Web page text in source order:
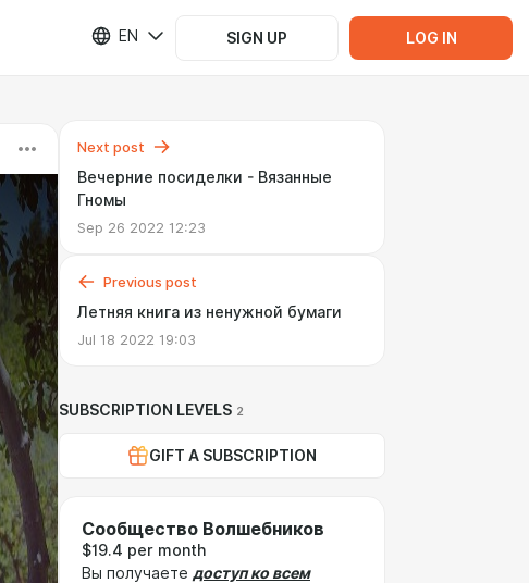
EN SIGN UP LOG IN
Next post
Вечерние посиделки - Вязанные
Гномы
Sep 26 2022 12:23
Previous post
Летняя книга из ненужной бумаги
Jul 18 2022 19:03
SUBSCRIPTION LEVELS 2
GIFT A SUBSCRIPTION
Сообщество Волшебников
$19.4 per month
Вы получаете доступ ко всем